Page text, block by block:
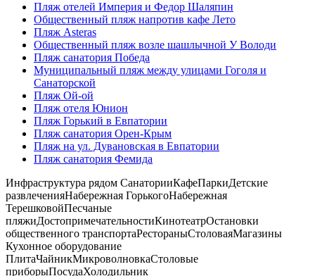
Пляж отелей Империя и Федор Шаляпин
Общественный пляж напротив кафе Лето
Пляж Asteras
Общественный пляж возле шашлычной У Володи
Пляж санатория Победа
Муниципальный пляж между улицами Гоголя и
Санаторской
Пляж Ой-ой
Пляж отеля Юнион
Пляж Горький в Евпатории
Пляж санатория Орен-Крым
Пляж на ул. Дувановская в Евпатории
Пляж санатория Фемида
Инфраструктура рядом СанаторииКафеПаркиДетские
развлеченияНабережная ГорькогоНабережная
ТерешковойПесчаные
пляжиДостопримечательностиКинотеатрОстановки
общественного транспортаРестораныСтоловаяМагазины
Кухонное оборудование
ПлитаЧайникМикроволновкаСтоловые
приборыПосудаХолодильник